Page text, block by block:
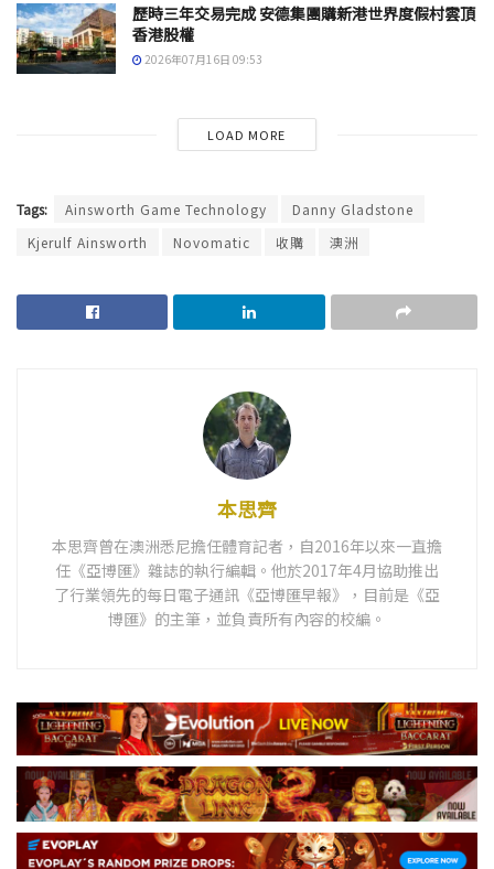
歷時三年交易完成 安德集團購新港世界度假村雲頂
香港股權
2026年07月16日 09:53
LOAD MORE
Tags: Ainsworth Game Technology
Danny Gladstone
Kjerulf Ainsworth
Novomatic 收購 澳洲
本思齊
本思齊曾在澳洲悉尼擔任體育記者，自2016年以來一直擔
任《亞博匯》雜誌的執行編輯。他於2017年4月協助推出
了行業領先的每日電子通訊《亞博匯早報》，目前是《亞
博匯》的主筆，並負責所有內容的校編。